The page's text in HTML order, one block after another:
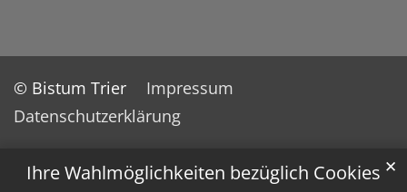
Ihre Wahlmöglichkeiten bezüglich Cookies ✕
© Bistum Trier
Impressum
Datenschutzerklärung